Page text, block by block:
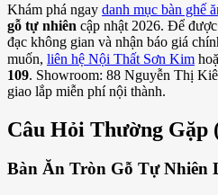
Khám phá ngay danh mục bàn ghế
gỗ tự nhiên cập nhật 2026. Để
đạc không gian và nhận báo giá
muốn, liên hệ Nội Thất Sơn Kim
109. Showroom: 88 Nguyễn Thị
giao lắp miễn phí nội thành.
Câu Hỏi Thường Gặp
Bàn Ăn Tròn Gỗ Tự Nhiên